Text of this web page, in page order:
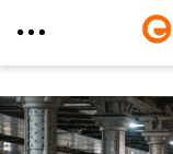
zum
Inhalt